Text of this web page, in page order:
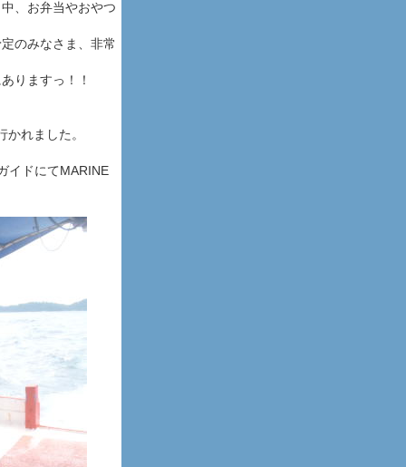
、お弁当やおやつ
のみなさま、非常
りますっ！！
れました。
イドにてMARINE